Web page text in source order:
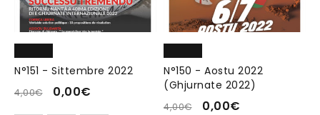
N°151 - Sittembre 2022
4,00€ 0,00€
N°150 - Aostu 2022
(Ghjurnate 2022)
4,00€ 0,00€